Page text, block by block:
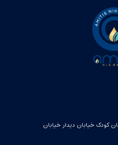
کودک خیابان دیدار خیابان